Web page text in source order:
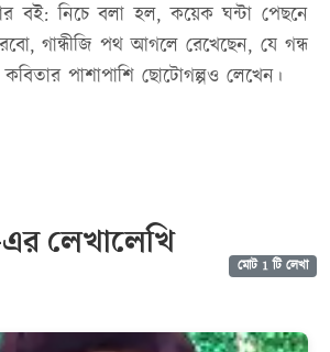
বই: নিচে বলা হল, কয়েক ঘন্টা পেছনে
গান্ধীজি পথ আগলে রেখেছেন, যে গন্ধ
পাশাপাশি ছোটোগল্পও লেখেন।
লেখালেখি মোট 1 টি লেখা